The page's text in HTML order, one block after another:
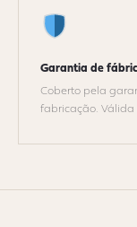
Garantia de
Coberto pela
fabricação.